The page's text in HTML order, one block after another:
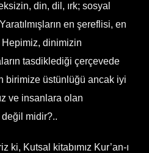
din, dil, ırk; sosyal
en şereflisi, en
dinimizin
tasdiklediği çerçevede
birimize üstünlüğü ancak iyi
ve insanlara olan
değil midir?..
ki, Kutsal kitabımız Kur’an-ı